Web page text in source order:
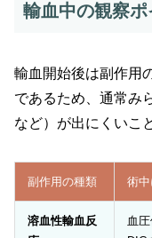
輸血中の観察
輸血開始後は副作用
であるため、通常み
など）が出にくいこ
副作用の種類 術
溶血性輸血反
血